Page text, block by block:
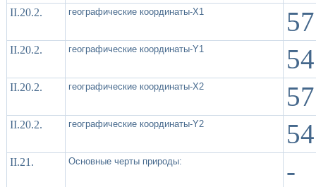
II.20.2. географические координаты-X1
II.20.2. географические координаты-Y1
II.20.2. географические координаты-X2
II.20.2. географические координаты-Y2
II.21. Основные черты природы: -